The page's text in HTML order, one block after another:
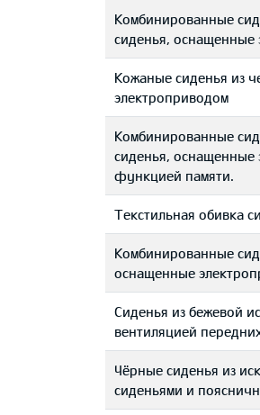
Комбинированные
сиденья, оснащенные
Кожаные сиденья из
электроприводом
Комбинированные
сиденья, оснащенные
функцией памяти.
Текстильная обивка
Комбинированные
оснащенные
Сиденья из бежевой
вентиляцией
Чёрные сиденья из
сиденьями и